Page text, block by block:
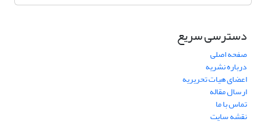
دسترسی سریع
صفحه اصلی
درباره نشریه
اعضای هیات تحریریه
ارسال مقاله
تماس با ما
نقشه سایت